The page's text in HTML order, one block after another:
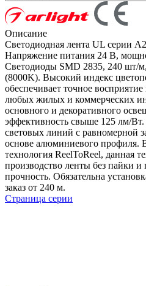
Описание
Светодиодная лента UL серии
Напряжение питания 24 В,
Светодиоды SMD 2835, 240 шт/
(8000K). Высокий индекс
обеспечивает точное
любых жилых и коммерческих
основного и декоративного
эффективность свыше 125 лм/Вт.
световых линий с равномерной
основе алюминиевого профиля.
технология ReelToReel, данная
производство ленты без пайки
прочность. Обязательна
заказ от 240 м.
Страница серии